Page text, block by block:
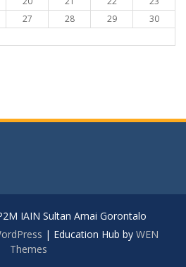
27 28 29
30
IAIN Sultan Amai Gorontalo
| Education Hub by WEN
Themes